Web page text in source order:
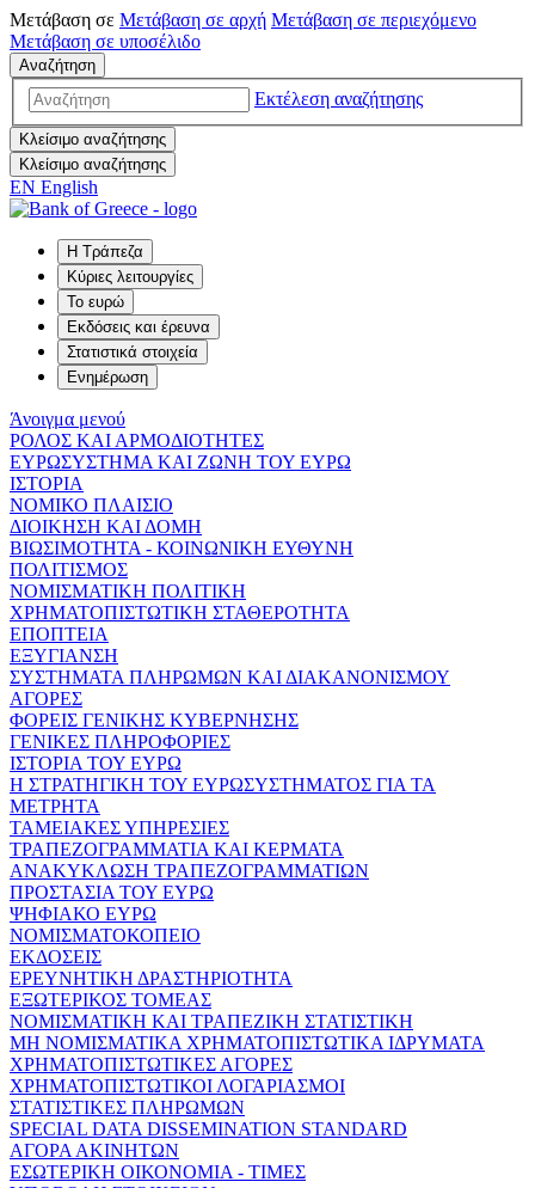
Μετάβαση σε Μετάβαση σε αρχή Μετάβαση σε περιεχόμενο
Μετάβαση σε υποσέλιδο
Αναζήτηση
Εκτέλεση αναζήτησης
Κλείσιμο αναζήτησης
Κλείσιμο αναζήτησης
EN English
Η Τράπεζα
Κύριες λειτουργίες
Το ευρώ
Εκδόσεις και έρευνα
Στατιστικά στοιχεία
Ενημέρωση
Άνοιγμα μενού
ΡΟΛΟΣ ΚΑΙ ΑΡΜΟΔΙΟΤΗΤΕΣ
ΕΥΡΩΣΥΣΤΗΜΑ ΚΑΙ ΖΩΝΗ ΤΟΥ ΕΥΡΩ
ΙΣΤΟΡΙΑ
ΝΟΜΙΚΟ ΠΛΑΙΣΙΟ
ΔΙΟΙΚΗΣΗ ΚΑΙ ΔΟΜΗ
ΒΙΩΣΙΜΟΤΗΤΑ - ΚΟΙΝΩΝΙΚΗ ΕΥΘΥΝΗ
ΠΟΛΙΤΙΣΜΟΣ
ΝΟΜΙΣΜΑΤΙΚΗ ΠΟΛΙΤΙΚΗ
ΧΡΗΜΑΤΟΠΙΣΤΩΤΙΚΗ ΣΤΑΘΕΡΟΤΗΤΑ
ΕΠΟΠΤΕΙΑ
ΕΞΥΓΙΑΝΣΗ
ΣΥΣΤΗΜΑΤΑ ΠΛΗΡΩΜΩΝ ΚΑΙ ΔΙΑΚΑΝΟΝΙΣΜΟΥ
ΑΓΟΡΕΣ
ΦΟΡΕΙΣ ΓΕΝΙΚΗΣ ΚΥΒΕΡΝΗΣΗΣ
ΓΕΝΙΚΕΣ ΠΛΗΡΟΦΟΡΙΕΣ
ΙΣΤΟΡΙΑ ΤΟΥ ΕΥΡΩ
Η ΣΤΡΑΤΗΓΙΚΗ ΤΟΥ ΕΥΡΩΣΥΣΤΗΜΑΤΟΣ ΓΙΑ ΤΑ
ΜΕΤΡΗΤΑ
ΤΑΜΕΙΑΚΕΣ ΥΠΗΡΕΣΙΕΣ
ΤΡΑΠΕΖΟΓΡΑΜΜΑΤΙΑ ΚΑΙ ΚΕΡΜΑΤΑ
ΑΝΑΚΥΚΛΩΣΗ ΤΡΑΠΕΖΟΓΡΑΜΜΑΤΙΩΝ
ΠΡΟΣΤΑΣΙΑ ΤΟΥ ΕΥΡΩ
ΨΗΦΙΑΚΟ ΕΥΡΩ
ΝΟΜΙΣΜΑΤΟΚΟΠΕΙΟ
ΕΚΔΟΣΕΙΣ
ΕΡΕΥΝΗΤΙΚΗ ΔΡΑΣΤΗΡΙΟΤΗΤΑ
ΕΞΩΤΕΡΙΚΟΣ ΤΟΜΕΑΣ
ΝΟΜΙΣΜΑΤΙΚΗ ΚΑΙ ΤΡΑΠΕΖΙΚΗ ΣΤΑΤΙΣΤΙΚΗ
ΜΗ ΝΟΜΙΣΜΑΤΙΚΑ ΧΡΗΜΑΤΟΠΙΣΤΩΤΙΚΑ ΙΔΡΥΜΑΤΑ
ΧΡΗΜΑΤΟΠΙΣΤΩΤΙΚΕΣ ΑΓΟΡΕΣ
ΧΡΗΜΑΤΟΠΙΣΤΩΤΙΚΟΙ ΛΟΓΑΡΙΑΣΜΟΙ
ΣΤΑΤΙΣΤΙΚΕΣ ΠΛΗΡΩΜΩΝ
SPECIAL DATA DISSEMINATION STANDARD
ΑΓΟΡΑ ΑΚΙΝΗΤΩΝ
ΕΣΩΤΕΡΙΚΗ ΟΙΚΟΝΟΜΙΑ - ΤΙΜΕΣ